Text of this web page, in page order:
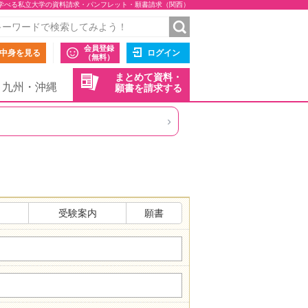
べる私立大学の資料請求・パンフレット・願書請求（関西）
身を見る
会員登録
（無料）
ログイン
まとめて資料・
願書を請求する
九州・沖縄
›
受験案内 願書